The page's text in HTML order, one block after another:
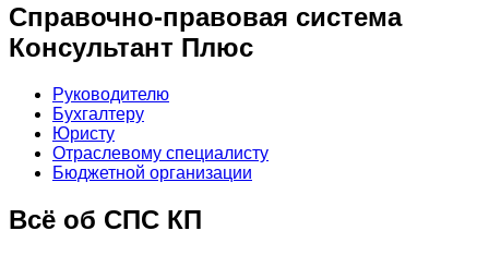
Справочно-правовая система
Консультант Плюс
Руководителю
Бухгалтеру
Юристу
Отраслевому специалисту
Бюджетной организации
Всё об СПС КП